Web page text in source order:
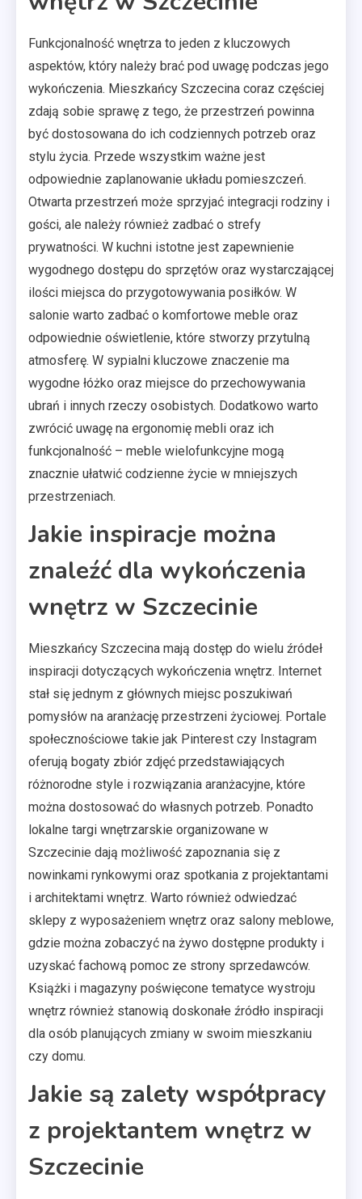
Funkcjonalność wnętrza to jeden z kluczowych
aspektów, który należy brać pod uwagę podczas jego
wykończenia. Mieszkańcy Szczecina coraz częściej
zdają sobie sprawę z tego, że przestrzeń powinna
być dostosowana do ich codziennych potrzeb oraz
stylu życia. Przede wszystkim ważne jest
odpowiednie zaplanowanie układu pomieszczeń.
Otwarta przestrzeń może sprzyjać integracji rodziny i
gości, ale należy również zadbać o strefy
prywatności. W kuchni istotne jest zapewnienie
wygodnego dostępu do sprzętów oraz wystarczającej
ilości miejsca do przygotowywania posiłków. W
salonie warto zadbać o komfortowe meble oraz
odpowiednie oświetlenie, które stworzy przytulną
atmosferę. W sypialni kluczowe znaczenie ma
wygodne łóżko oraz miejsce do przechowywania
ubrań i innych rzeczy osobistych. Dodatkowo warto
zwrócić uwagę na ergonomię mebli oraz ich
funkcjonalność – meble wielofunkcyjne mogą
znacznie ułatwić codzienne życie w mniejszych
przestrzeniach.
Jakie inspiracje można
znaleźć dla wykończenia
wnętrz w Szczecinie
Mieszkańcy Szczecina mają dostęp do wielu źródeł
inspiracji dotyczących wykończenia wnętrz. Internet
stał się jednym z głównych miejsc poszukiwań
pomysłów na aranżację przestrzeni życiowej. Portale
społecznościowe takie jak Pinterest czy Instagram
oferują bogaty zbiór zdjęć przedstawiających
różnorodne style i rozwiązania aranżacyjne, które
można dostosować do własnych potrzeb. Ponadto
lokalne targi wnętrzarskie organizowane w
Szczecinie dają możliwość zapoznania się z
nowinkami rynkowymi oraz spotkania z projektantami
i architektami wnętrz. Warto również odwiedzać
sklepy z wyposażeniem wnętrz oraz salony meblowe,
gdzie można zobaczyć na żywo dostępne produkty i
uzyskać fachową pomoc ze strony sprzedawców.
Książki i magazyny poświęcone tematyce wystroju
wnętrz również stanowią doskonałe źródło inspiracji
dla osób planujących zmiany w swoim mieszkaniu
czy domu.
Jakie są zalety współpracy
z projektantem wnętrz w
Szczecinie